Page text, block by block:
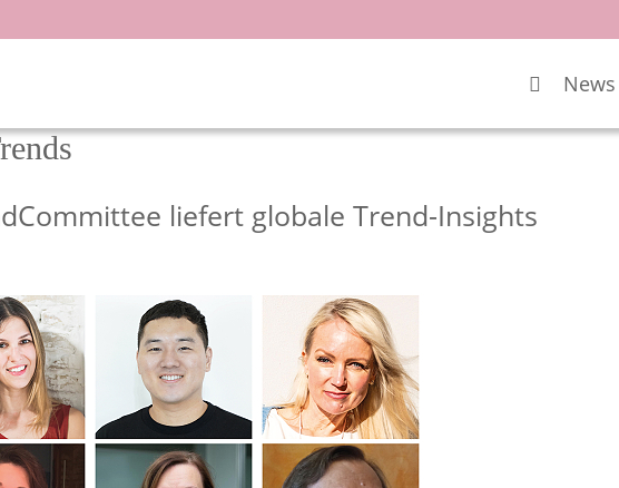
News
liefert globale Trend-Insights